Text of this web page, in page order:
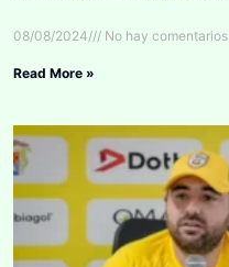
08/08/2024 No hay comentarios
Read More »